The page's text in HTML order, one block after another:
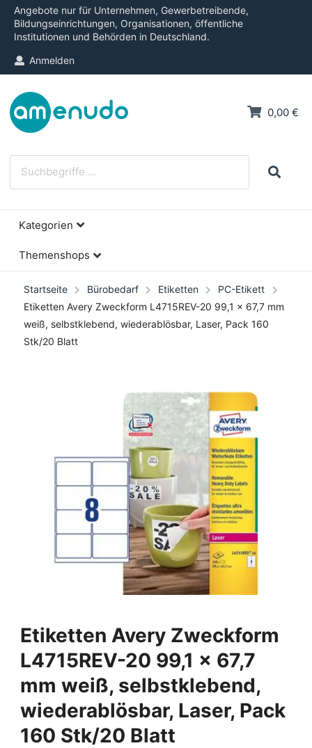
Angebote nur für Unternehmen, Gewerbetreibende,
Bildungseinrichtungen, Organisationen, öffentliche
Institutionen und Behörden in Deutschland.
Anmelden
0,00 €
Kategorien
Themenshops
Startseite Bürobedarf Etiketten
PC-Etikett
Etiketten Avery Zweckform L4715REV-20 99,1 x 67,7 mm
weiß, selbstklebend, wiederablösbar, Laser, Pack 160
Stk/20 Blatt
Etiketten Avery Zweckform
L4715REV-20 99,1 x 67,7
mm weiß, selbstklebend,
wiederablösbar, Laser, Pack
160 Stk/20 Blatt